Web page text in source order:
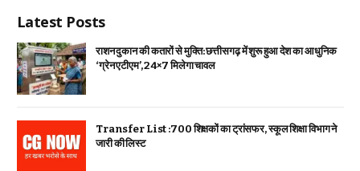
Latest Posts
राशन दुकान की कतारों से मुक्ति: छत्तीसगढ़ में शुरू हुआ देश का आधुनिक
‘ग्रेन एटीएम’, 24×7 मिलेगा चावल
Transfer List :700 शिक्षकों का ट्रांसफर, स्कूल शिक्षा विभाग ने
जारी की लिस्ट